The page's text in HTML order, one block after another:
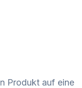
Produkt auf eine